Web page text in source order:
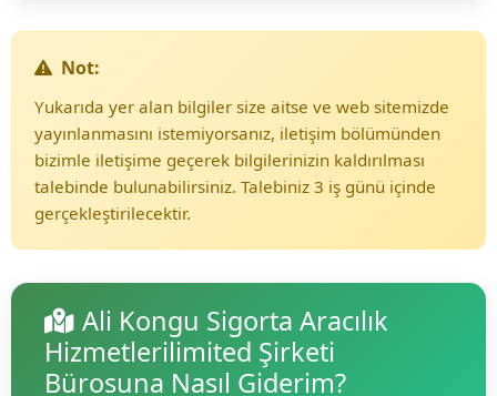
Not:
Yukarıda yer alan bilgiler size aitse ve web sitemizde
yayınlanmasını istemiyorsanız, iletişim bölümünden
bizimle iletişime geçerek bilgilerinizin kaldırılması
talebinde bulunabilirsiniz. Talebiniz 3 iş günü içinde
gerçekleştirilecektir.
Ali Kongu Sigorta Aracılık
Hizmetlerilimited Şirketi
Bürosuna Nasıl Giderim?